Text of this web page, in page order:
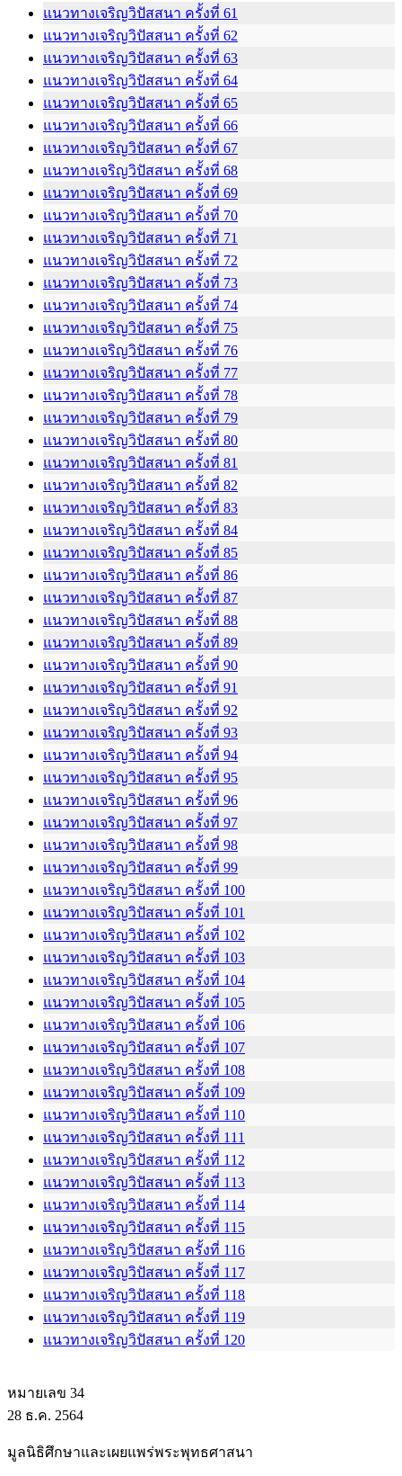
แนวทางเจริญวิปัสสนา ครั้งที่ 61
แนวทางเจริญวิปัสสนา ครั้งที่ 62
แนวทางเจริญวิปัสสนา ครั้งที่ 63
แนวทางเจริญวิปัสสนา ครั้งที่ 64
แนวทางเจริญวิปัสสนา ครั้งที่ 65
แนวทางเจริญวิปัสสนา ครั้งที่ 66
แนวทางเจริญวิปัสสนา ครั้งที่ 67
แนวทางเจริญวิปัสสนา ครั้งที่ 68
แนวทางเจริญวิปัสสนา ครั้งที่ 69
แนวทางเจริญวิปัสสนา ครั้งที่ 70
แนวทางเจริญวิปัสสนา ครั้งที่ 71
แนวทางเจริญวิปัสสนา ครั้งที่ 72
แนวทางเจริญวิปัสสนา ครั้งที่ 73
แนวทางเจริญวิปัสสนา ครั้งที่ 74
แนวทางเจริญวิปัสสนา ครั้งที่ 75
แนวทางเจริญวิปัสสนา ครั้งที่ 76
แนวทางเจริญวิปัสสนา ครั้งที่ 77
แนวทางเจริญวิปัสสนา ครั้งที่ 78
แนวทางเจริญวิปัสสนา ครั้งที่ 79
แนวทางเจริญวิปัสสนา ครั้งที่ 80
แนวทางเจริญวิปัสสนา ครั้งที่ 81
แนวทางเจริญวิปัสสนา ครั้งที่ 82
แนวทางเจริญวิปัสสนา ครั้งที่ 83
แนวทางเจริญวิปัสสนา ครั้งที่ 84
แนวทางเจริญวิปัสสนา ครั้งที่ 85
แนวทางเจริญวิปัสสนา ครั้งที่ 86
แนวทางเจริญวิปัสสนา ครั้งที่ 87
แนวทางเจริญวิปัสสนา ครั้งที่ 88
แนวทางเจริญวิปัสสนา ครั้งที่ 89
แนวทางเจริญวิปัสสนา ครั้งที่ 90
แนวทางเจริญวิปัสสนา ครั้งที่ 91
แนวทางเจริญวิปัสสนา ครั้งที่ 92
แนวทางเจริญวิปัสสนา ครั้งที่ 93
แนวทางเจริญวิปัสสนา ครั้งที่ 94
แนวทางเจริญวิปัสสนา ครั้งที่ 95
แนวทางเจริญวิปัสสนา ครั้งที่ 96
แนวทางเจริญวิปัสสนา ครั้งที่ 97
แนวทางเจริญวิปัสสนา ครั้งที่ 98
แนวทางเจริญวิปัสสนา ครั้งที่ 99
แนวทางเจริญวิปัสสนา ครั้งที่ 100
แนวทางเจริญวิปัสสนา ครั้งที่ 101
แนวทางเจริญวิปัสสนา ครั้งที่ 102
แนวทางเจริญวิปัสสนา ครั้งที่ 103
แนวทางเจริญวิปัสสนา ครั้งที่ 104
แนวทางเจริญวิปัสสนา ครั้งที่ 105
แนวทางเจริญวิปัสสนา ครั้งที่ 106
แนวทางเจริญวิปัสสนา ครั้งที่ 107
แนวทางเจริญวิปัสสนา ครั้งที่ 108
แนวทางเจริญวิปัสสนา ครั้งที่ 109
แนวทางเจริญวิปัสสนา ครั้งที่ 110
แนวทางเจริญวิปัสสนา ครั้งที่ 111
แนวทางเจริญวิปัสสนา ครั้งที่ 112
แนวทางเจริญวิปัสสนา ครั้งที่ 113
แนวทางเจริญวิปัสสนา ครั้งที่ 114
แนวทางเจริญวิปัสสนา ครั้งที่ 115
แนวทางเจริญวิปัสสนา ครั้งที่ 116
แนวทางเจริญวิปัสสนา ครั้งที่ 117
แนวทางเจริญวิปัสสนา ครั้งที่ 118
แนวทางเจริญวิปัสสนา ครั้งที่ 119
แนวทางเจริญวิปัสสนา ครั้งที่ 120
หมายเลข 34
28 ธ.ค. 2564
มูลนิธิศึกษาและเผยแพร่พระพุทธศาสนา